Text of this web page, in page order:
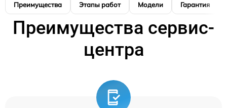
Преимущества Этапы работ Модели Гарантия
Преимущества сервис-
центра